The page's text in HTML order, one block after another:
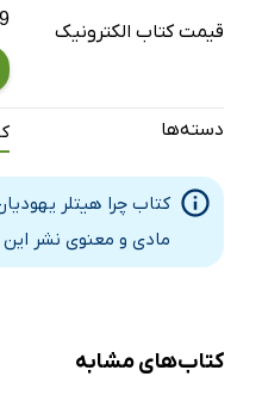
قیمت کتاب الکترونیک
دسته‌ها
کتاب چرا هیتلر
مادی و معنوی نشر
کتاب‌های مشابه